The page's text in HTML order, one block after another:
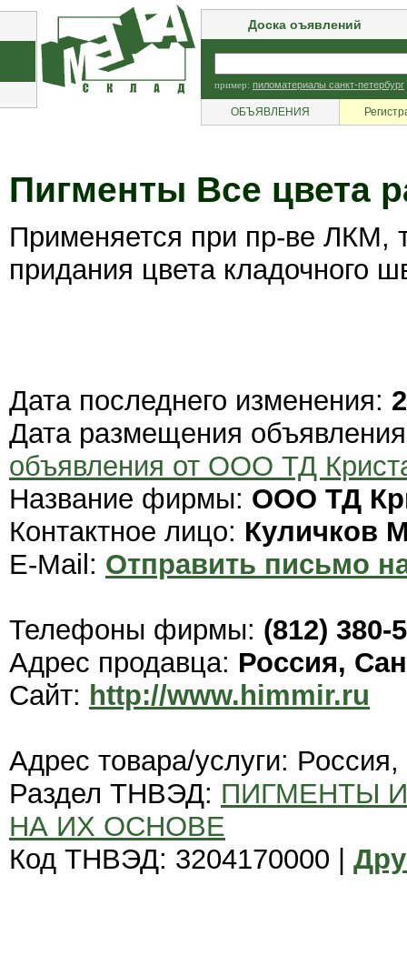
Доска оъявлений
пример: пиломатериалы санкт-петербург
ОБЪЯВЛЕНИЯ
Пигменты Все цвета
Применяется при пр-ве ЛКМ,
придания цвета кладочного
Дата последнего изменения:
Дата размещения
объявления от ООО ТД
Название фирмы: ООО ТД
Контактное лицо: Куличков
E-Mail: Отправить письмо
Телефоны фирмы: (812) 380-
Адрес продавца: Россия,
Сайт: http://www.himmir.ru
Адрес товара/услуги:
Раздел ТНВЭД: ПИГМЕНТЫ
НА ИХ ОСНОВЕ
Код ТНВЭД: 3204170000 |